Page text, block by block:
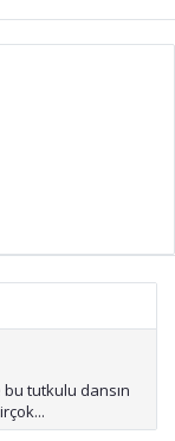
tutkulu dansın